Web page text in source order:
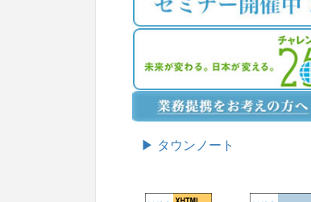
▶ タウンノート